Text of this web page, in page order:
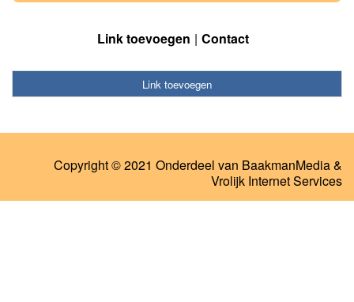
Link toevoegen Contact
Link toevoegen
Copyright © 2021 Onderdeel van BaakmanMedia&
Vrolijk Internet Services